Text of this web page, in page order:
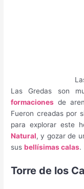
Las Gredas son
formaciones de
Fueron creadas por
para explorar este
Natural, y gozar de
susbellísimas calas.
Torre de los